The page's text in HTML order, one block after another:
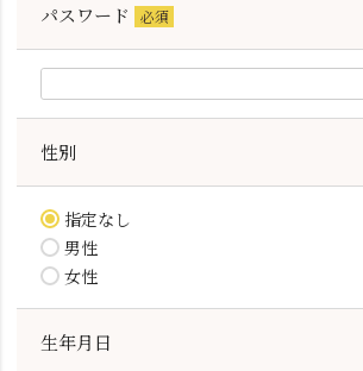
パスワード
(必
須)
性別
指定なし
男性
女性
生年月日